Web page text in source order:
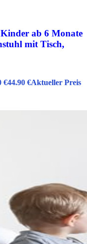
ab 6 Monate
mit Tisch,
€44.90 €Aktueller Preis